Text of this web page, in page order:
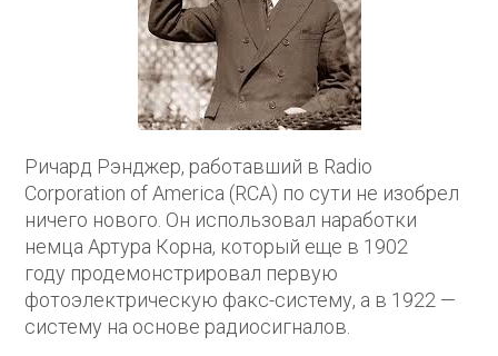
Ричард Рэнджер, работавший в Radio
Corporation of America (RCA) по сути не изобрел
ничего нового. Он использовал наработки
немца Артура Корна, который еще в 1902
году продемонстрировал первую
фотоэлектрическую факс-систему, а в 1922 —
систему на основе радиосигналов.